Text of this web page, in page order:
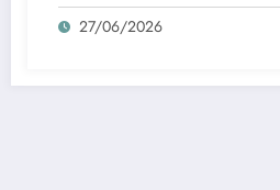
27/06/2026